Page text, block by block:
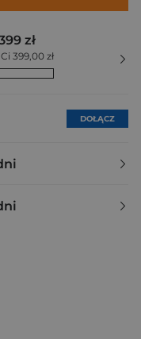
zł
399,00 zł
DOŁĄCZ